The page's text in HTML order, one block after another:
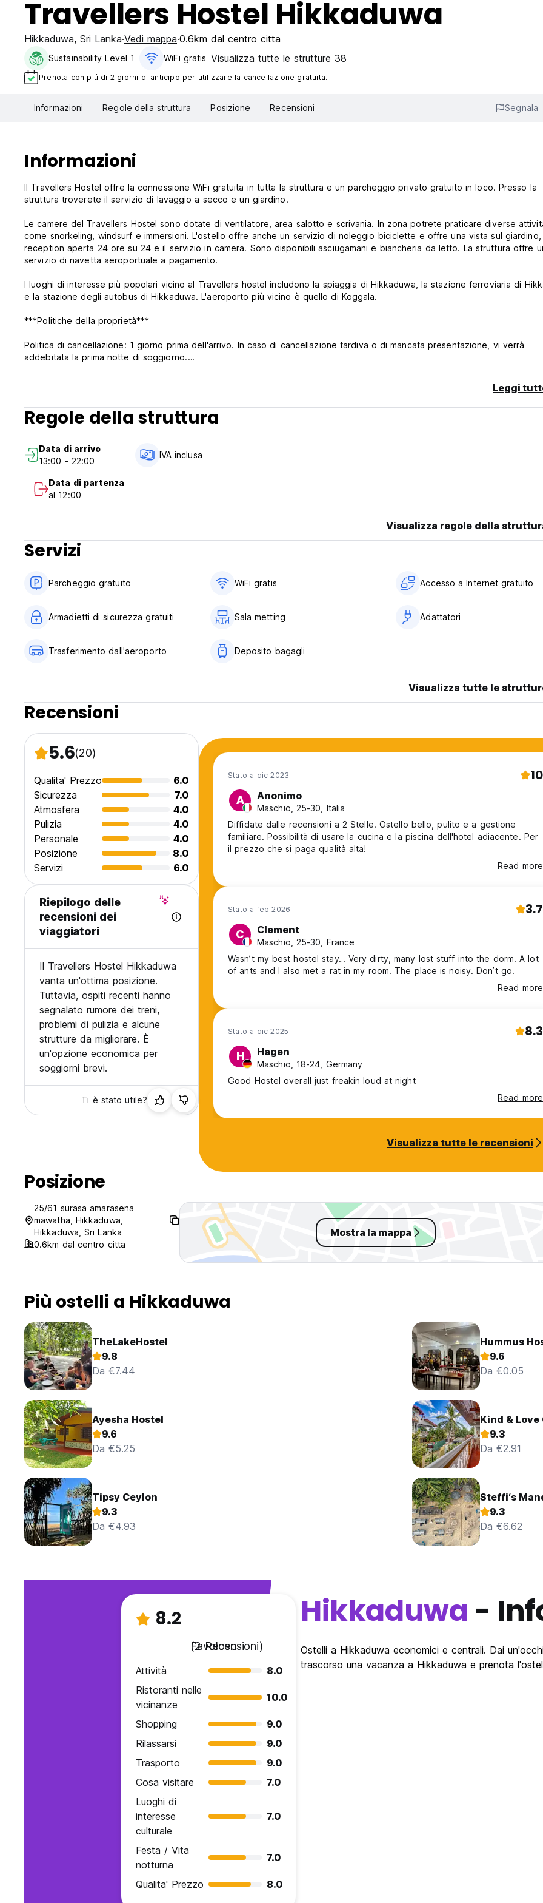
Travellers Hostel Hikkaduwa
Hikkaduwa, Sri Lanka Vedi mappa 0.6km dal centro citta
Sustainability Level 1 WiFi gratis Visualizza tutte le strutture 38
Prenota con piú di 2 giorni di anticipo per utilizzare la cancellazione gratuita.
Informazioni Regole della struttura Posizione Recensioni Segnala
Informazioni
Il Travellers Hostel offre la connessione WiFi gratuita in tutta la struttura e un parcheggio privato gratuito in loco. Presso la
struttura troverete il servizio di lavaggio a secco e un giardino.
Le camere del Travellers Hostel sono dotate di ventilatore, area salotto e scrivania. In zona potrete praticare diverse
come snorkeling, windsurf e immersioni. L'ostello offre anche un servizio di noleggio biciclette e offre una vista sul giardino,
reception aperta 24 ore su 24 e il servizio in camera. Sono disponibili asciugamani e biancheria da letto. La struttura offre
servizio di navetta aeroportuale a pagamento.
I luoghi di interesse più popolari vicino al Travellers hostel includono la spiaggia di Hikkaduwa, la stazione ferroviaria di
e la stazione degli autobus di Hikkaduwa. L'aeroporto più vicino è quello di Koggala.
***Politiche della proprietà***
Politica di cancellazione: 1 giorno prima dell'arrivo. In caso di cancellazione tardiva o di mancata presentazione, vi verrà
addebitata la prima notte di soggiorno.
Check out dalle 09:00 alle 12:00.
Pagamento all'arrivo in contanti.
Tasse incluse.
Colazione inclusa.
Leggi
Regole della struttura
Data di arrivo
13:00 - 22:00
Data di partenza
al 12:00
IVA inclusa
Visualizza regole della
Servizi
Parcheggio gratuito WiFi gratis Accesso a Internet gratuito
Armadietti di sicurezza gratuiti Sala metting Adattatori
Trasferimento dall'aeroporto Deposito bagagli
Visualizza tutte le
Recensioni
5.6(20)
Qualita' Prezzo
6.0
Sicurezza
7.0
Atmosfera
4.0
Pulizia
4.0
Personale
4.0
Posizione
8.0
Servizi
6.0
Riepilogo delle
recensioni dei
viaggiatori
Il Travellers Hostel Hikkaduwa
vanta un'ottima posizione.
Tuttavia, ospiti recenti hanno
segnalato rumore dei treni,
problemi di pulizia e alcune
strutture da migliorare. È
un'opzione economica per
soggiorni brevi.
Ti è stato utile?
Stato a dic 2023 10
A Anonimo
Maschio, 25-30, Italia
Diffidate dalle recensioni a 2 Stelle. Ostello bello, pulito e a gestione
familiare. Possibilità di usare la cucina e la piscina dell'hotel adiacente. Per
il prezzo che si paga qualità alta!
Read more
Stato a feb 2026 3.7
C Clement
Maschio, 25-30, France
Wasn’t my best hostel stay… Very dirty, many lost stuff into the dorm. A lot
of ants and I also met a rat in my room. The place is noisy. Don’t go.
Read more
Stato a dic 2025 8.3
H Hagen
Maschio, 18-24, Germany
Good Hostel overall just freakin loud at night
Read more
Visualizza tutte le recensioni
Posizione
25/61 surasa amarasena
mawatha, Hikkaduwa,
Hikkaduwa, Sri Lanka
0.6km dal centro citta
Mostra la mappa
Più ostelli a Hikkaduwa
TheLakeHostel
9.8
Da €7.44
Hummus
9.6
Da €0.05
Ayesha Hostel
9.6
Da €5.25
Kind &
9.3
Da €2.91
Tipsy Ceylon
9.3
Da €4.93
Steffi‘s
9.3
Da €6.62
8.2
Favoloso
(2 Recensioni)
Attività
8.0
Ristoranti nelle
vicinanze
10.0
Shopping
9.0
Rilassarsi
9.0
Trasporto
9.0
Cosa visitare
7.0
Luoghi di
interesse
culturale
7.0
Festa / Vita
notturna
7.0
Qualita' Prezzo 8.0
Hikkaduwa -
Ostelli a Hikkaduwa economici e centrali. Dai
trascorso una vacanza a Hikkaduwa e prenota